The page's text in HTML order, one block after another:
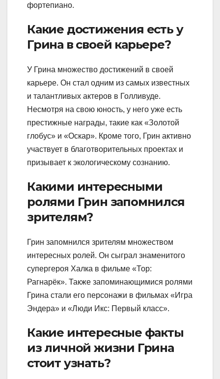
фортепиано.
Какие достижения есть у
Грина в своей карьере?
У Грина множество достижений в своей
карьере. Он стал одним из самых известных
и талантливых актеров в Голливуде.
Несмотря на свою юность, у него уже есть
престижные награды, такие как «Золотой
глобус» и «Оскар». Кроме того, Грин активно
участвует в благотворительных проектах и
призывает к экологическому сознанию.
Какими интересными
ролями Грин запомнился
зрителям?
Грин запомнился зрителям множеством
интересных ролей. Он сыграл знаменитого
супергероя Халка в фильме «Тор:
Рагнарёк». Также запоминающимися ролями
Грина стали его персонажи в фильмах «Игра
Эндера» и «Люди Икс: Первый класс».
Какие интересные факты
из личной жизни Грина
стоит узнать?